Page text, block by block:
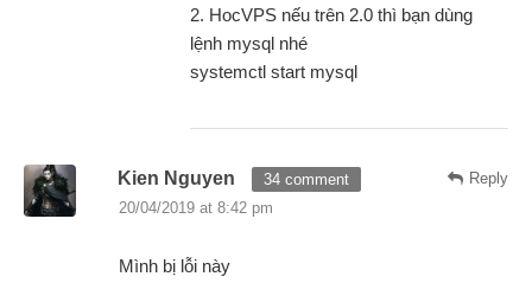
2. HocVPS nếu trên 2.0 thì bạn dùng
lệnh mysql nhé
systemctl start mysql
Reply
Kien Nguyen
34 comment
20/04/2019 at 8:42 pm
Mình bị lỗi này